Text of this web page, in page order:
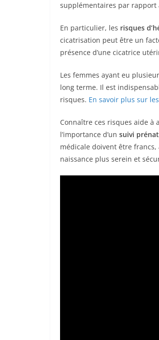
supplémentaires par rapport
En particulier, les risques
cicatrisation peut être un
présence d’une cicatrice
Les femmes ayant eu
long terme. Il est
risques. En savoir plus sur
Connaître ces risques aide à
l’importance d’un suivi
médicale doivent être
naissance plus serein et